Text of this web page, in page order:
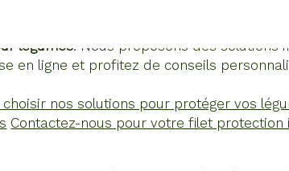
légumes. Nous proposons des solutions
en ligne et profitez de conseils
choisir nos solutions pour protéger vos
Contactez-nous pour votre filet protection